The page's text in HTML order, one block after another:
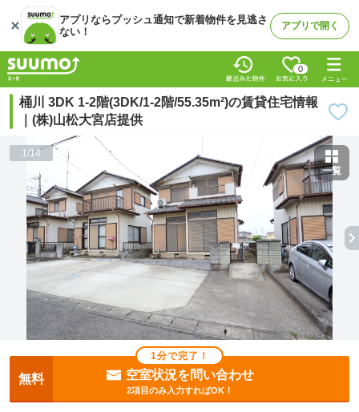
アプリならプッシュ通知で新着物件を見逃さ
ない！
アプリで開く
0
桶川 3DK 1-2階(3DK/1-2階/55.35m²)の賃貸住宅情報
｜(株)山松大宮店提供
1/14
一覧
1分で完了！
無料 空室状況を問い合わせ
2項目のみ入力すればOK！